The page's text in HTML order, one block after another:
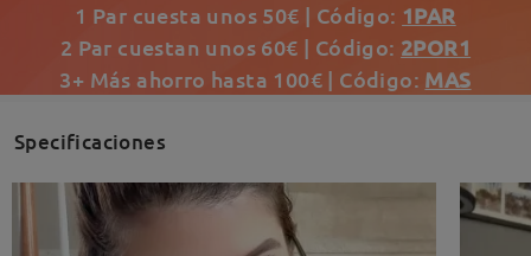
1 Par cuesta unos 50€ | Código: 1PAR
2 Par cuestan unos 60€ | Código: 2POR1
3+ Más ahorro hasta 100€ | Código: MAS
Specificaciones